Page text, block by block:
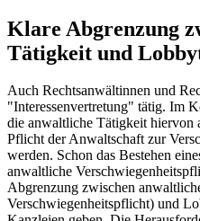
Klare Abgrenzung
Tätigkeit und
Auch Rechtsanwältinnen und
"Interessenvertretung" tätig. Im
die anwaltliche Tätigkeit hiervon
Pflicht der Anwaltschaft zur
werden. Schon das Bestehen
anwaltliche
Abgrenzung zwischen
Verschwiegenheitspflicht) und